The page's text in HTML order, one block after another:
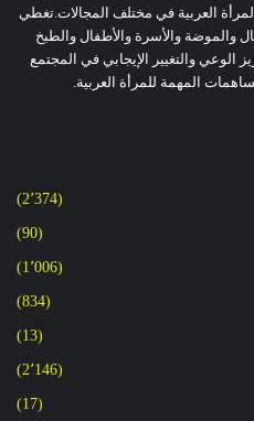
تعنى بشؤون المرأة العربية في مختلف المجالات.تغطي
والموضة والأسرة والأطفال والطبخ
الوعي والتغيير الإيجابي في المجتمع
المهمة للمرأة العربية.
(2٬374)
(90)
(1٬006)
(834)
(13)
(2٬146)
(17)